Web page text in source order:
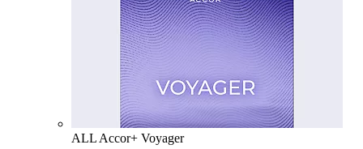
ALL Accor+ Voyager